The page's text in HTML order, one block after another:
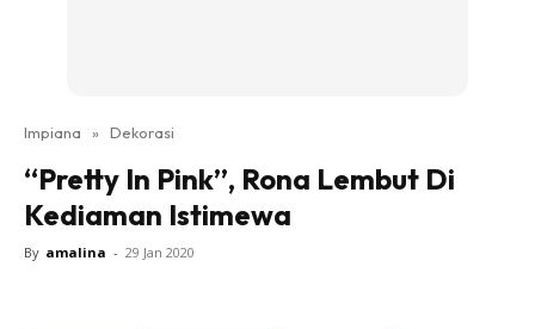
Ruang Makan
Ruang Tamu
Direktori
Impiana » Dekorasi
“Pretty In Pink”, Rona Lembut Di
Kediaman Istimewa
By amalina - 29 Jan 2020